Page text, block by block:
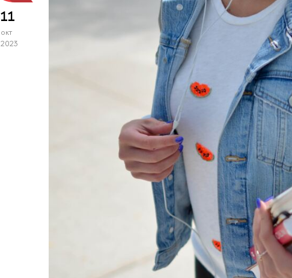
11
окт
2023